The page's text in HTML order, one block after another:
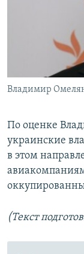
Владимир
По оценке
украинские
в этом
(Текст